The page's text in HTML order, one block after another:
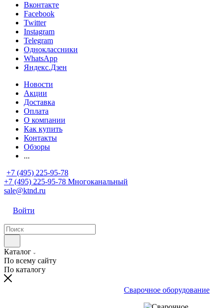
Вконтакте
Facebook
Twitter
Instagram
Telegram
Одноклассники
WhatsApp
Яндекс.Дзен
Новости
Акции
Доставка
Оплата
О компании
Как купить
Контакты
Обзоры
...
+7 (495) 225-95-78
+7 (495) 225-95-78 Многоканальный
sale@ktnd.ru
Войти
Каталог
По всему сайту
По каталогу
Сварочное оборудование